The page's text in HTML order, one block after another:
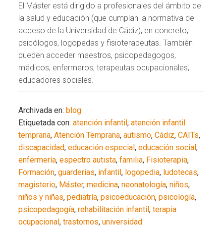
El Máster está dirigido a profesionales del ámbito de
la salud y educación (que cumplan la normativa de
acceso de la Universidad de Cádiz), en concreto,
psicólogos, logopedas y fisioterapeutas. También
pueden acceder maestros, psicopedagogos,
médicos, enfermeros, terapeutas ocupacionales,
educadores sociales.
Archivada en:blog
Etiquetada con:atención infantil,atención infantil
temprana,Atención Temprana,autismo,Cádiz,CAITs,
discapacidad,educación especial,educación social,
enfermería,espectro autista,familia, Fisioterapia,
Formación,guarderías, infantil, logopedia, ludotecas,
magisterio, Máster,medicina,neonatología,niños,
niños y niñas,pediatría,psicoeducación,psicología,
psicopedagogía,rehabilitación infantil,terapia
ocupacional,trastornos,universidad